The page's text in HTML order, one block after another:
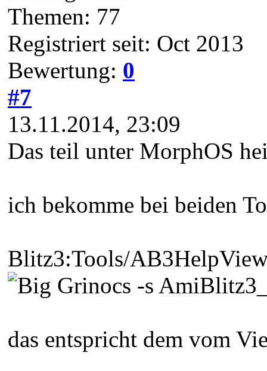
Themen: 77
Registriert seit: Oct 2013
Bewertung: 0
#7
13.11.2014, 23:09
Das teil unter MorphOS
ich bekomme bei beiden
Blitz3:Tools/
ocs -s
das entspricht dem vom